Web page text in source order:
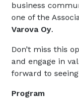
business
one of the
Varova Oy.
Don’t miss this
and engage in
forward to
Program